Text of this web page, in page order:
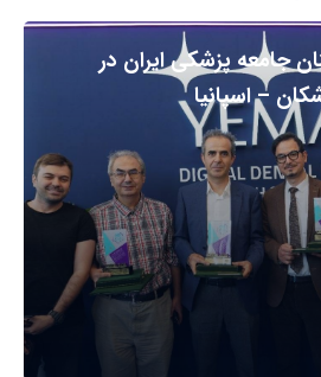
جامعه پزشکی ایران در
– اسپانیا